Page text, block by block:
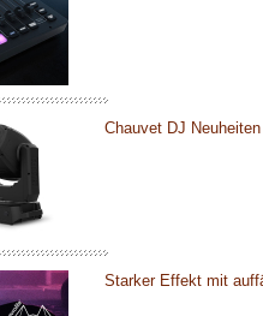
Chauvet DJ
Starker Effekt mit